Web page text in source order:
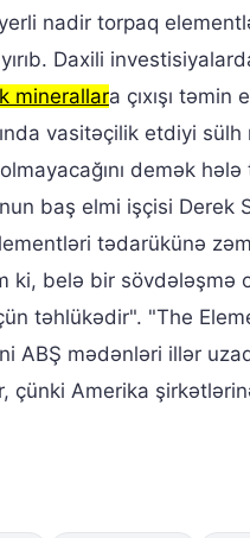
nadir torpaq
Daxili
minerallara çıxışı
vasitəçilik etdiyi sülh
demək
baş elmi işçisi Derek
tədarükünə
ki, belə bir sövdələşmə
təhlükədir". "The
mədənləri illər
çünki Amerika